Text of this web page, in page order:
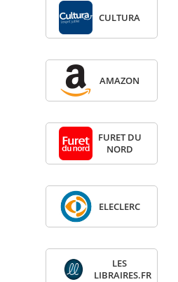
CULTURA
AMA­ZON
FURET DU
NORD
ELE­CLERC
LES
LIBRAIRES.FR